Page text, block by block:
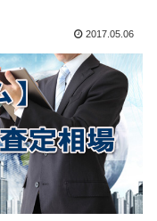
2017.05.06